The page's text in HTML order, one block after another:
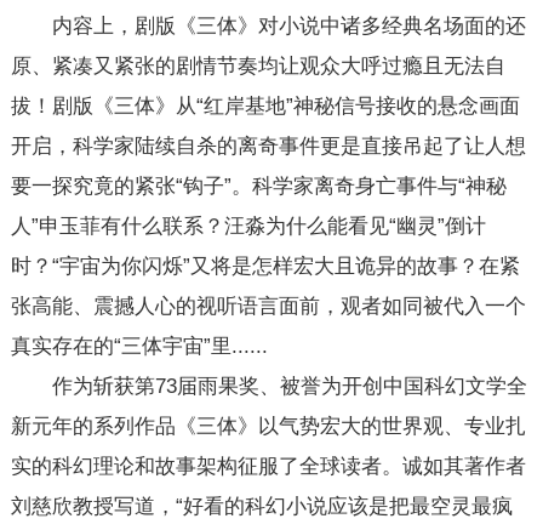
内容上，剧版《三体》对小说中诸多经典名场面的还
原、紧凑又紧张的剧情节奏均让观众大呼过瘾且无法自
拔！剧版《三体》从“红岸基地”神秘信号接收的悬念画面
开启，科学家陆续自杀的离奇事件更是直接吊起了让人想
要一探究竟的紧张“钩子”。科学家离奇身亡事件与“神秘
人”申玉菲有什么联系？汪淼为什么能看见“幽灵”倒计
时？“宇宙为你闪烁”又将是怎样宏大且诡异的故事？在紧
张高能、震撼人心的视听语言面前，观者如同被代入一个
真实存在的“三体宇宙”里......
作为斩获第73届雨果奖、被誉为开创中国科幻文学全
新元年的系列作品《三体》以气势宏大的世界观、专业扎
实的科幻理论和故事架构征服了全球读者。诚如其著作者
刘慈欣教授写道，“好看的科幻小说应该是把最空灵最疯